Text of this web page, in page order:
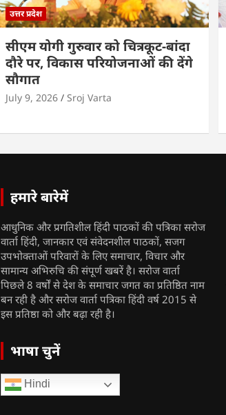
उत्तर प्रदेश
सीएम योगी गुरुवार को चित्रकूट-बांदा
दौरे पर, विकास परियोजनाओं की देंगे
सौगात
July 9, 2026 Sroj Varta
हमारे बारेमें
आधुनिक और प्रगतिशील हिंदी पाठकों की पत्रिका सरोज
वार्ता हिंदी, जानकार एवं संवेदनशील पाठकों, सजग
उपभोक्ताओं परिवारों के लिए समाचार, विचार और
सामान्य अभिरुचि की संपूर्ण खबरें है। सरोज वार्ता
पिछले 8 वर्षों से देश के समाचार जगत का प्रतिष्ठित नाम
बन रही है और सरोज वार्ता पत्रिका हिंदी वर्ष 2015 से
इस प्रतिष्ठा को और बढ़ा रही है।
भाषा चुनें
Hindi